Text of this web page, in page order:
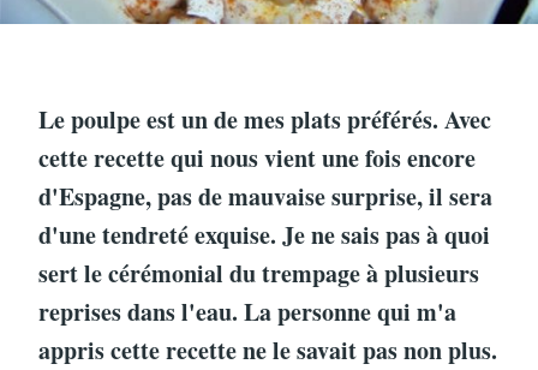
Le poulpe est un de mes plats préférés. Avec
cette recette qui nous vient une fois encore
d'Espagne, pas de mauvaise surprise, il sera
d'une tendreté exquise. Je ne sais pas à quoi
sert le cérémonial du trempage à plusieurs
reprises dans l'eau. La personne qui m'a
appris cette recette ne le savait pas non plus.